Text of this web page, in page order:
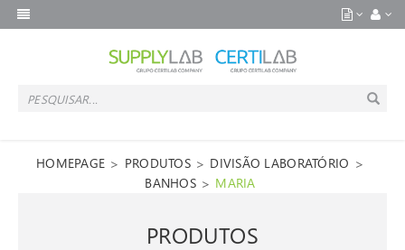
HOMEPAGE > PRODUTOS > DIVISÃO LABORATÓRIO >
BANHOS > MARIA
PRODUTOS